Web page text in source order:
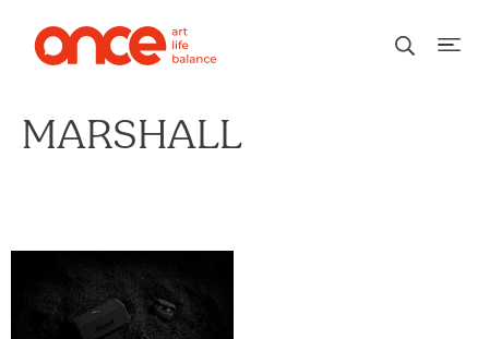
MARSHALL